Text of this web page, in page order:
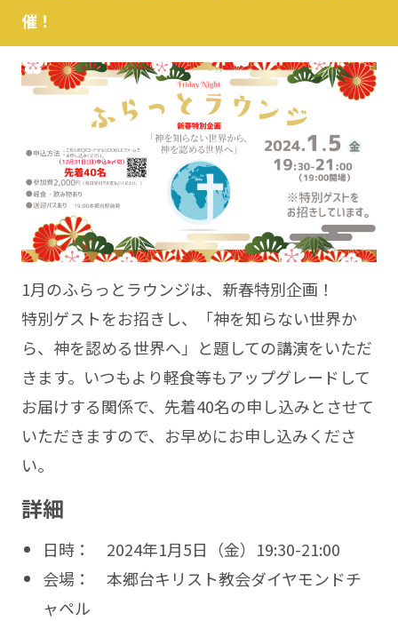
催！
1月のふらっとラウンジは、新春特別企画！
特別ゲストをお招きし、「神を知らない世界か
ら、神を認める世界へ」と題しての講演をいただ
きます。いつもより軽食等もアップグレードして
お届けする関係で、先着40名の申し込みとさせて
いただきますので、お早めにお申し込みくださ
い。
詳細
日時： 2024年1月5日（金）19:30-21:00
会場： 本郷台キリスト教会ダイヤモンドチ
ャペル